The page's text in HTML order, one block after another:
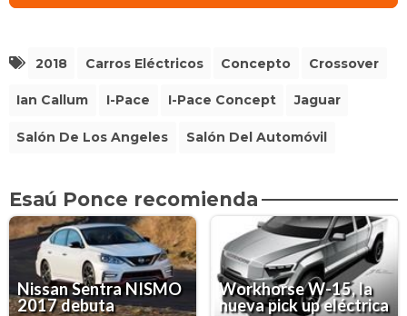
2018 Carros Eléctricos Concepto Crossover
Ian Callum I-Pace I-Pace Concept Jaguar
Salón De Los Angeles Salón Del Automóvil
Esaú Ponce recomienda
Nissan Sentra NISMO
2017 debuta
Workhorse W-15, la
nueva pick up eléctrica